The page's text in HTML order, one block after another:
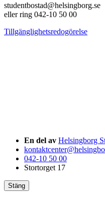
studentbostad@helsingborg.se
eller ring 042-10 50 00
Tillgänglighetsredogörelse
En del av Helsingborg
042-10 50 00
Stortorget 17
Stäng